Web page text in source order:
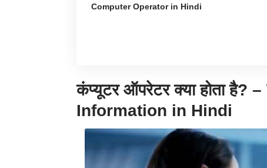
Computer Operator in Hindi
कंप्यूटर ऑपरेटर क्या होता
Information in Hindi